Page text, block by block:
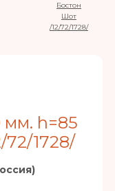
Бостон
Шот
/12/72/1728/
мм. h=85
1728/